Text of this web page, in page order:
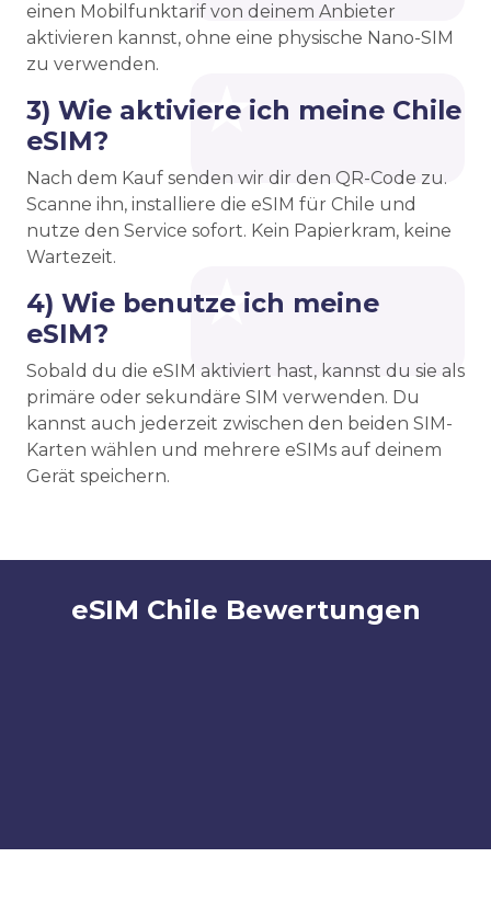
einen Mobilfunktarif von deinem Anbieter
aktivieren kannst, ohne eine physische Nano-SIM
zu verwenden.
3) Wie aktiviere ich meine Chile
eSIM?
Nach dem Kauf senden wir dir den QR-Code zu.
Scanne ihn, installiere die eSIM für Chile und
nutze den Service sofort. Kein Papierkram, keine
Wartezeit.
4) Wie benutze ich meine
eSIM?
Sobald du die eSIM aktiviert hast, kannst du sie als
primäre oder sekundäre SIM verwenden. Du
kannst auch jederzeit zwischen den beiden SIM-
Karten wählen und mehrere eSIMs auf deinem
Gerät speichern.
eSIM Chile Bewertungen